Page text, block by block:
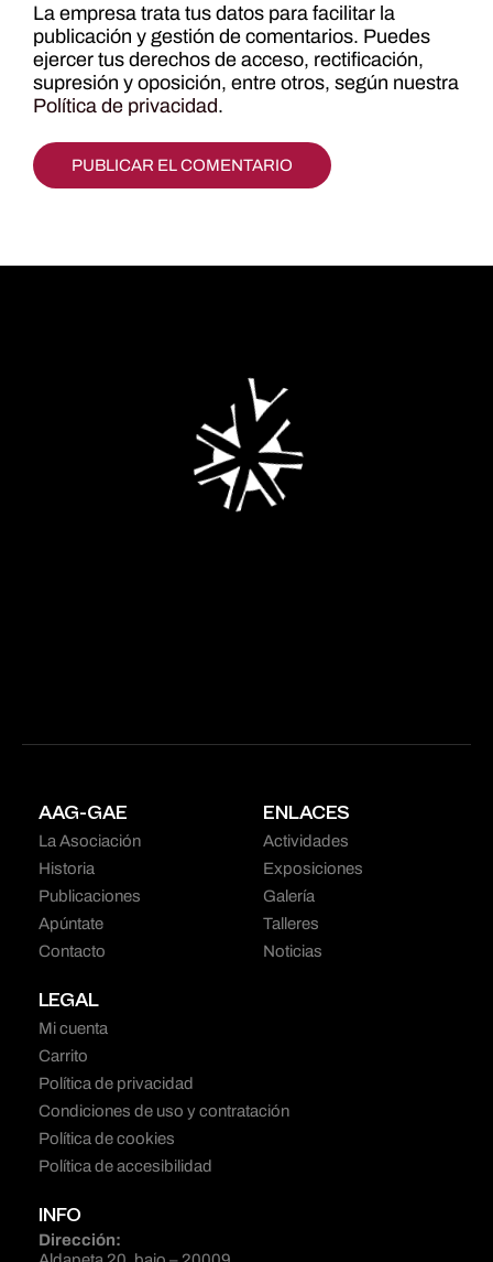
La empresa trata tus datos para facilitar la
publicación y gestión de comentarios. Puedes
ejercer tus derechos de acceso, rectificación,
supresión y oposición, entre otros, según nuestra
Política de privacidad.
AAG-GAE
La Asociación
Historia
Publicaciones
Apúntate
Contacto
ENLACES
Actividades
Exposiciones
Galería
Talleres
Noticias
LEGAL
Mi cuenta
Carrito
Política de privacidad
Condiciones de uso y contratación
Política de cookies
Política de accesibilidad
INFO
Dirección: